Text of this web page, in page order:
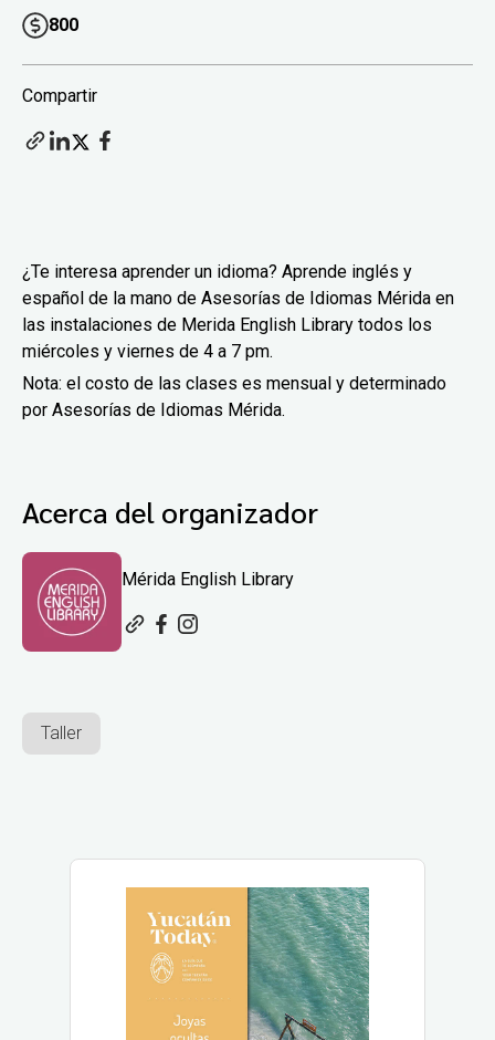
800
Compartir
¿Te interesa aprender un idioma? Aprende inglés y
español de la mano de Asesorías de Idiomas Mérida en
las instalaciones de Merida English Library todos los
miércoles y viernes de 4 a 7 pm.
Nota: el costo de las clases es mensual y determinado
por Asesorías de Idiomas Mérida.
Acerca del organizador
Mérida English Library
Taller